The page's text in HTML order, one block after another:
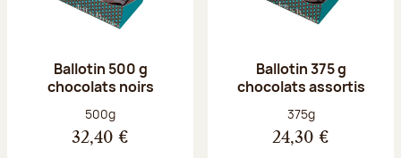
Ballotin 500 g
chocolats noirs
Poids net :
500g
32,40 €
Ballotin 375 g
chocolats assortis
Poids net :
375g
24,30 €